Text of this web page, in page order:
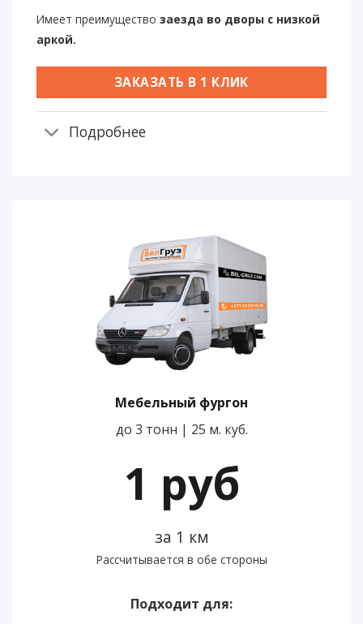
Имеет преимущество заезда во дворы с низкой
аркой.
ЗАКАЗАТЬ В 1 КЛИК
Подробнее
Мебельный фургон
до 3 тонн | 25 м. куб.
1 руб
за 1 км
Рассчитывается в обе стороны
Подходит для: